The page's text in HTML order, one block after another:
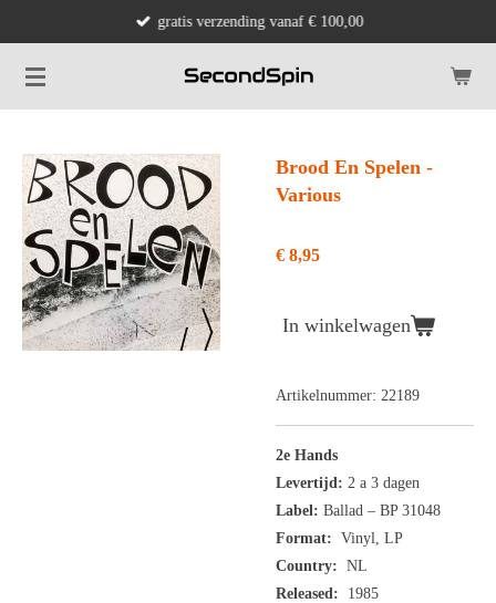
naar
de
gratis verzending vanaf € 100,00
Brood En Spelen -
Various
€ 8,95
In winkelwagen
Artikelnummer: 22189
2e Hands
Levertijd: 2 a 3 dagen
Label: Ballad ‎– BP 31048
Format: Vinyl, LP
Country: NL
Released: 1985